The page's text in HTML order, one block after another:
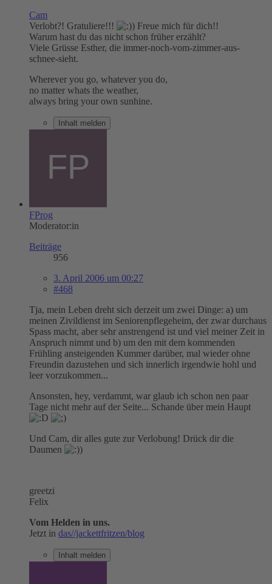
Cam
Verlobt?! Gratuliere!!!
Freue mich für dich!!
Warum hast du das nicht schon früher erzählt?
Viele Grüsse Esther, die immer-noch-vom-zimmer-aus-
schnee-sieht.
Wherever you go, whatever you do,
no matter whats the weather,
always bring your own sunhine.
Inhalt melden
FProg
Moderator:in
Beiträge
956
3. April 2006 um 00:27
#468
Tja, mein Leben dreht sich derzeit um zwei Dinge: a) um
meinen Zivildienst im Seniorenpflegeheim, der zwar durchaus
Spass macht, aber sehr anstrengend ist und viel meiner Zeit in
Anspruch nimmt und b) um den mit dem kommenden
Frühling ansteigenden Kummer darüber, mal wieder ohne
Freundin dazustehen und sich innerlich irgendwie hohl und
leer vorzukommen...
Ansonsten, hey, verdammt, war glaub ich schon nen paar
Tage nicht mehr auf der Seite... Schande über mein Haupt
Und Cam, dir alles gute zur Verlobung! Drück dir die
Daumen
greetzi
Felix
Vom Helden in uns.
Jetzt in das//jackettfritzen/blog
Inhalt melden